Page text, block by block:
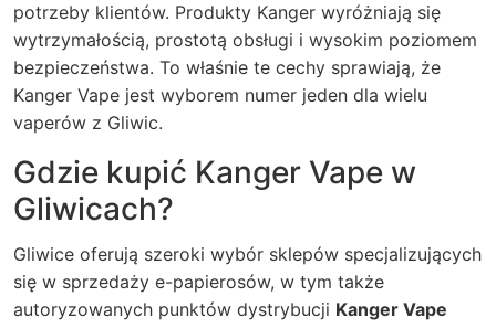
potrzeby klientów. Produkty Kanger wyróżniają się
wytrzymałością, prostotą obsługi i wysokim poziomem
bezpieczeństwa. To właśnie te cechy sprawiają, że
Kanger Vape jest wyborem numer jeden dla wielu
vaperów z Gliwic.
Gdzie kupić Kanger Vape w
Gliwicach?
Gliwice oferują szeroki wybór sklepów specjalizujących
się w sprzedaży e-papierosów, w tym także
autoryzowanych punktów dystrybucji Kanger Vape